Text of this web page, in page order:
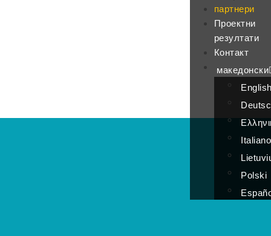
партнери
Проектни
резултати
Контакт
македонски
Italiano
Polski